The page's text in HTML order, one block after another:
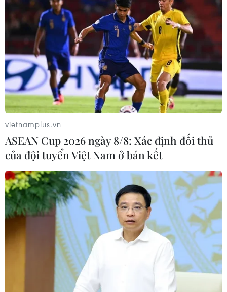
Hàng loạt trận "đại chiến" được chờ đợi ở
Champions League
29/08/2025 03:40
Paris Saint-Germain, Real Madrid, Bayern và nhiều "ông
lớn" khác sẽ sớm phải đối đầu nhau ngay từ vòng phân
hạng để tranh vé thẳng tiến vào vòng knock-out
Champions League mùa này.
vietnamplus.vn
ASEAN Cup 2026 ngày 8/8: Xác định đối thủ
của đội tuyển Việt Nam ở bán kết